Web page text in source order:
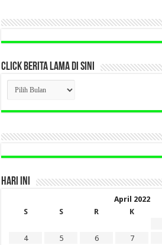
CLICK BERITA LAMA DI SINI
CLICK
BERITA
LAMA
DI
HARI INI
April 2022
S
S R K
4
5 6 7